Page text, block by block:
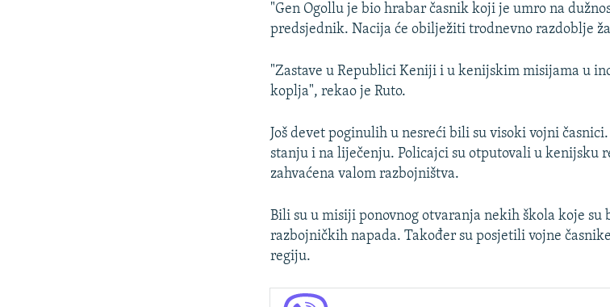
"Gen Ogollu je bio hrabar časnik koji je umro na
predsjednik. Nacija će obilježiti trodnevno razdoblje
"Zastave u Republici Keniji i u kenijskim misijama u
koplja", rekao je Ruto.
Još devet poginulih u nesreći bili su visoki vojni
stanju i na liječenju. Policajci su otputovali u kenijsku
zahvaćena valom razbojništva.
Bili su u misiji ponovnog otvaranja nekih škola koje su
razbojničkih napada. Također su posjetili vojne
regiju.